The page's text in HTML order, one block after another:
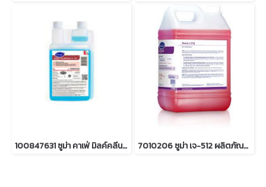
100847631 ซูม่า คาเฟ่ มิลค์คลีน เอส C3.4 7010206 ซูม่า เจ-512 ผลิตภัณฑ์ฆ่าเชื้อแบคทีเรีย